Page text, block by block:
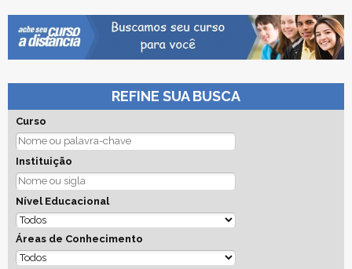
REFINE SUA BUSCA
Curso
Instituição
Nível Educacional
Áreas de Conhecimento